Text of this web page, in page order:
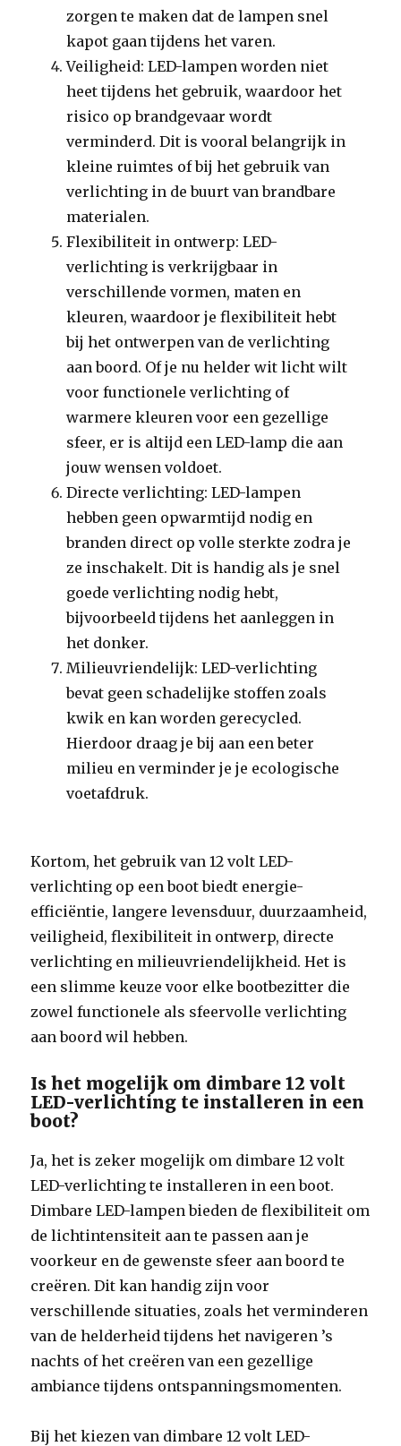
zorgen te maken dat de lampen snel
kapot gaan tijdens het varen.
Veiligheid: LED-lampen worden niet
heet tijdens het gebruik, waardoor het
risico op brandgevaar wordt
verminderd. Dit is vooral belangrijk in
kleine ruimtes of bij het gebruik van
verlichting in de buurt van brandbare
materialen.
Flexibiliteit in ontwerp: LED-
verlichting is verkrijgbaar in
verschillende vormen, maten en
kleuren, waardoor je flexibiliteit hebt
bij het ontwerpen van de verlichting
aan boord. Of je nu helder wit licht wilt
voor functionele verlichting of
warmere kleuren voor een gezellige
sfeer, er is altijd een LED-lamp die aan
jouw wensen voldoet.
Directe verlichting: LED-lampen
hebben geen opwarmtijd nodig en
branden direct op volle sterkte zodra je
ze inschakelt. Dit is handig als je snel
goede verlichting nodig hebt,
bijvoorbeeld tijdens het aanleggen in
het donker.
Milieuvriendelijk: LED-verlichting
bevat geen schadelijke stoffen zoals
kwik en kan worden gerecycled.
Hierdoor draag je bij aan een beter
milieu en verminder je je ecologische
voetafdruk.
Kortom, het gebruik van 12 volt LED-
verlichting op een boot biedt energie-
efficiëntie, langere levensduur, duurzaamheid,
veiligheid, flexibiliteit in ontwerp, directe
verlichting en milieuvriendelijkheid. Het is
een slimme keuze voor elke bootbezitter die
zowel functionele als sfeervolle verlichting
aan boord wil hebben.
Is het mogelijk om dimbare 12 volt
LED-verlichting te installeren in een
boot?
Ja, het is zeker mogelijk om dimbare 12 volt
LED-verlichting te installeren in een boot.
Dimbare LED-lampen bieden de flexibiliteit om
de lichtintensiteit aan te passen aan je
voorkeur en de gewenste sfeer aan boord te
creëren. Dit kan handig zijn voor
verschillende situaties, zoals het verminderen
van de helderheid tijdens het navigeren ’s
nachts of het creëren van een gezellige
ambiance tijdens ontspanningsmomenten.
Bij het kiezen van dimbare 12 volt LED-